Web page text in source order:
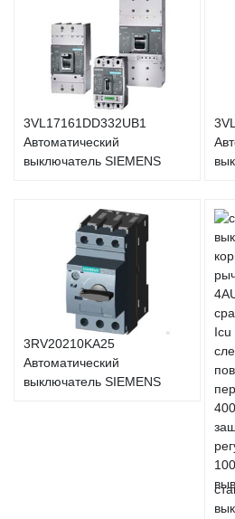
3VL17161DD332UB1
Автоматический
выключатель SIEMENS
3RV20210KA25
Автоматический
выключатель SIEMENS